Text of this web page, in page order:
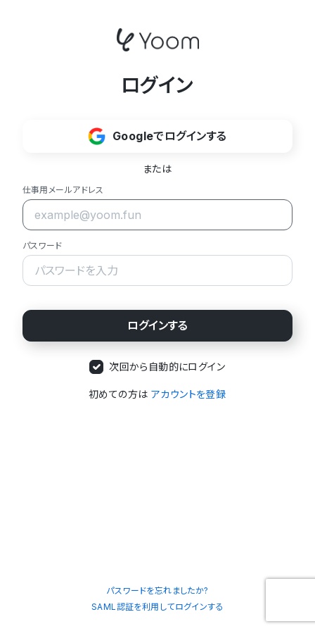
ログイン
Googleでログインする
または
仕事用メールアドレス
パスワード
次回から自動的にログイン
初めての方は アカウントを登録
パスワードを忘れましたか?
SAML認証を利用してログインする